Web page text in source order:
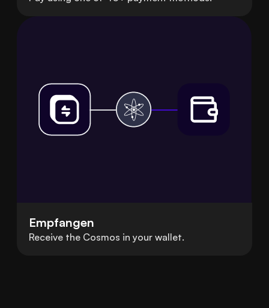
Empfangen
Receive the Cosmos in your wallet.